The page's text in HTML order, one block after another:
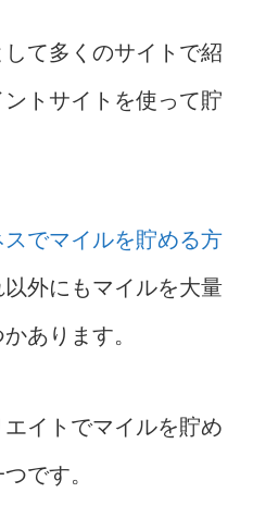
て多くのサイトで紹
トサイトを使って貯
でマイルを貯める方
外にもマイルを大量
あります。
イトでマイルを貯め
です。